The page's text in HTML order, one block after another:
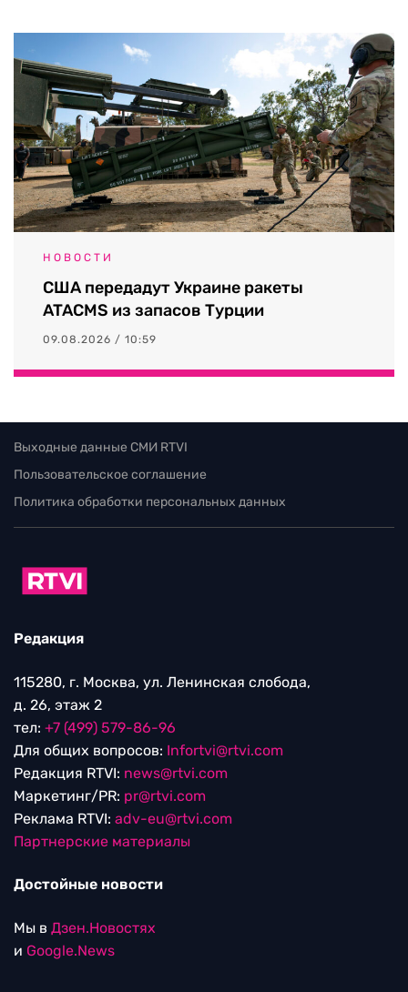
НОВОСТИ
США передадут Украине ракеты
ATACMS из запасов Турции
09.08.2026 / 10:59
Выходные данные СМИ RTVI
Пользовательское соглашение
Политика обработки персональных данных
Редакция
115280, г. Москва, ул. Ленинская слобода,
д. 26, этаж 2
тел: +7 (499) 579-86-96
Для общих вопросов: Infortvi@rtvi.com
Редакция RTVI: news@rtvi.com
Маркетинг/PR: pr@rtvi.com
Реклама RTVI: adv-eu@rtvi.com
Партнерские материалы
Достойные новости
Мы в Дзен.Новостях
и Google.News